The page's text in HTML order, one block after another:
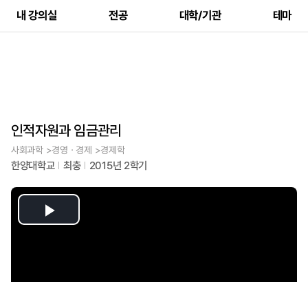
내 강의실 전공 대학/기관 테마
인적자원과 임금관리
사회과학 >경영ㆍ경제 >경제학
한양대학교 최충 2015년 2학기
Play